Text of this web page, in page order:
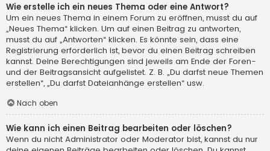
Wie erstelle ich ein neues Thema oder eine Antwort?
Um ein neues Thema in einem Forum zu eröffnen, musst du auf
„Neues Thema“ klicken. Um auf einen Beitrag zu antworten,
musst du auf „Antworten“ klicken. Es könnte sein, dass eine
Registrierung erforderlich ist, bevor du einen Beitrag schreiben
kannst. Deine Berechtigungen sind jeweils am Ende der Foren-
und der Beitragsansicht aufgelistet. Z. B. „Du darfst neue Themen
erstellen“, „Du darfst Dateianhänge erstellen“ usw.
Nach oben
Wie kann ich einen Beitrag bearbeiten oder löschen?
Wenn du nicht Administrator oder Moderator bist, kannst du nur